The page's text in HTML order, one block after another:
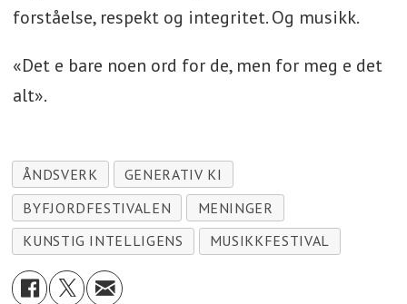
forståelse, respekt og integritet. Og musikk.
«Det e bare noen ord for de, men for meg e det
alt».
ÅNDSVERK
GENERATIV KI
BYFJORDFESTIVALEN
MENINGER
KUNSTIG INTELLIGENS
MUSIKKFESTIVAL